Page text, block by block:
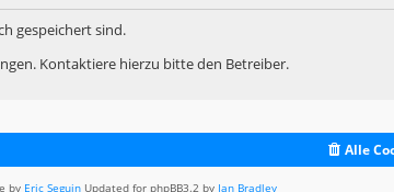
gespeichert sind.
Kontaktiere hierzu bitte den Betreiber.
Alle
by Eric Seguin Updated for phpBB3.2 by Ian Bradley